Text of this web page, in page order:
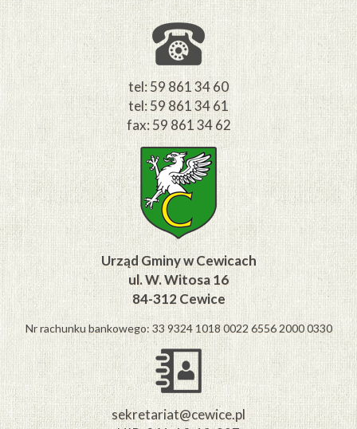
tel: 59 861 34 60
tel: 59 861 34 61
fax: 59 861 34 62
Urząd Gminy w Cewicach
ul. W. Witosa 16
84-312 Cewice
Nr rachunku bankowego: 33 9324 1018 0022 6556 2000 0330
sekretariat@cewice.pl